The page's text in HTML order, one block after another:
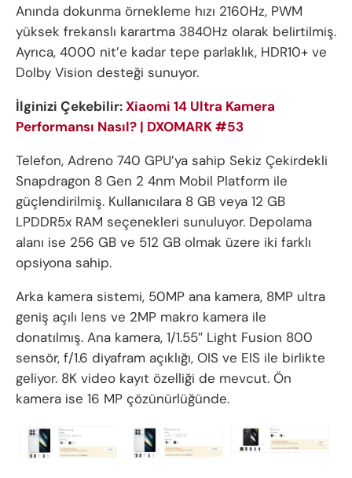
Anında dokunma örnekleme hızı 2160Hz, PWM
yüksek frekanslı karartma 3840Hz olarak belirtilmiş.
Ayrıca, 4000 nit’e kadar tepe parlaklık, HDR10+ ve
Dolby Vision desteği sunuyor.
İlginizi Çekebilir:Xiaomi 14 Ultra Kamera
Performansı Nasıl? | DXOMARK #53
Telefon, Adreno 740 GPU’ya sahip Sekiz Çekirdekli
Snapdragon 8 Gen 2 4nm Mobil Platform ile
güçlendirilmiş. Kullanıcılara 8 GB veya 12 GB
LPDDR5x RAM seçenekleri sunuluyor. Depolama
alanı ise 256 GB ve 512 GB olmak üzere iki farklı
opsiyona sahip.
Arka kamera sistemi, 50MP ana kamera, 8MP ultra
geniş açılı lens ve 2MP makro kamera ile
donatılmış. Ana kamera, 1/1.55″ Light Fusion 800
sensör, f/1.6 diyafram açıklığı, OIS ve EIS ile birlikte
geliyor. 8K video kayıt özelliği de mevcut. Ön
kamera ise 16 MP çözünürlüğünde.